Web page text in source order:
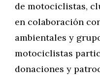
de motociclistas,
en colaboración
ambientales y
motociclistas
donaciones y